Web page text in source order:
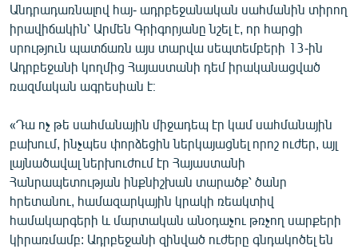
ՓՈԴՔԱՍԹ
Հայերեն
English
Русский
ՀԵՏԵՎԵՔ ՄԵԶ
Անդրադառնալով հայ- ադրբեջանական սահմանին տիրող
իրավիճակին՝ Արմեն Գրիգորյանը նշել է, որ հարցի
սրություն պատճառն այս տարվա սեպտեմբերի 13-ին
Ադրբեջանի կողմից Հայաստանի դեմ իրականացված
ռազմական ագրեսիան է։
«Դա ոչ թե սահմանային միջադեպ էր կամ սահմանային
բախում, ինչպես փորձեցին ներկայացնել որոշ ուժեր, այլ
լայնածավալ ներխուժում էր Հայաստանի
Հանրապետության ինքնիշխան տարածք՝ ծանր
հրետանու, համազարկային կրակի ռեակտիվ
համակարգերի և մարտական անօդաչու թռչող սարքերի
կիրառմամբ: Ադրբեջանի զինված ուժերը գնդակոծել են